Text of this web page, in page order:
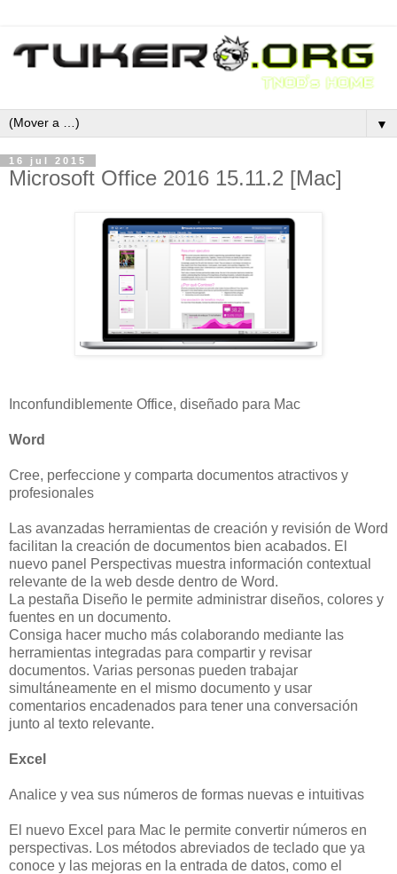
▼
16 jul 2015
Microsoft Office 2016 15.11.2 [Mac]
Inconfundiblemente Office, diseñado para Mac
Word
Cree, perfeccione y comparta documentos atractivos y
profesionales
Las avanzadas herramientas de creación y revisión de Word
facilitan la creación de documentos bien acabados. El
nuevo panel Perspectivas muestra información contextual
relevante de la web desde dentro de Word.
La pestaña Diseño le permite administrar diseños, colores y
fuentes en un documento.
Consiga hacer mucho más colaborando mediante las
herramientas integradas para compartir y revisar
documentos. Varias personas pueden trabajar
simultáneamente en el mismo documento y usar
comentarios encadenados para tener una conversación
junto al texto relevante.
Excel
Analice y vea sus números de formas nuevas e intuitivas
El nuevo Excel para Mac le permite convertir números en
perspectivas. Los métodos abreviados de teclado que ya
conoce y las mejoras en la entrada de datos, como el